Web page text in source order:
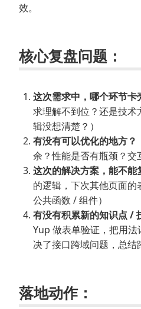
效。
核心复盘问题：
这次需求中，哪个环节卡
求理解不到位？还是技术
辑没想清楚？）
有没有可以优化的地方？
余？性能是否有瓶颈？交
这次的解决方案，能不能
的逻辑，下次其他页面
公共函数 / 组件）
有没有积累新的知识点 /
Yup 做表单验证，把用
决了接口跨域问题，总结
落地动作：